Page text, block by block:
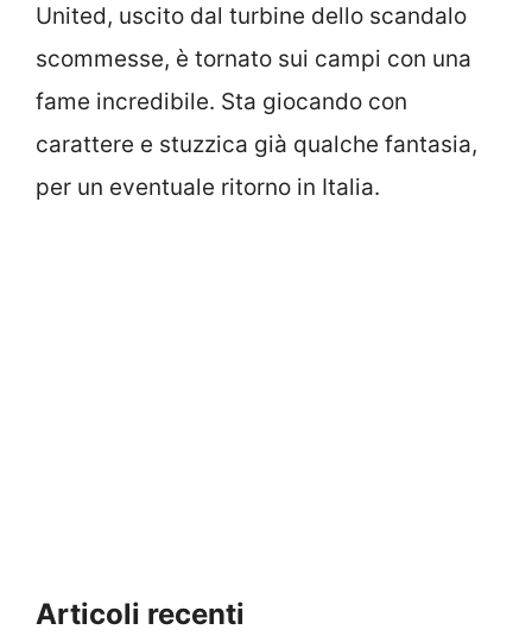
United, uscito dal turbine dello scandalo
scommesse, è tornato sui campi con una
fame incredibile. Sta giocando con
carattere e stuzzica già qualche fantasia,
per un eventuale ritorno in Italia.
Articoli recenti